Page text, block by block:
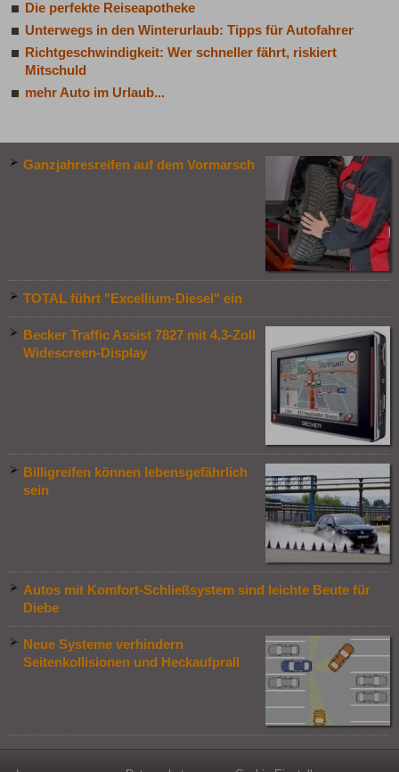
Die perfekte Reiseapotheke
Unterwegs in den Winterurlaub: Tipps für Autofahrer
Richtgeschwindigkeit: Wer schneller fährt, riskiert
Mitschuld
mehr Auto im Urlaub...
Ganzjahresreifen auf dem Vormarsch
TOTAL führt "Excellium-Diesel" ein
Becker Traffic Assist 7827 mit 4,3-Zoll
Widescreen-Display
Billigreifen können lebensgefährlich
sein
Autos mit Komfort-Schließsystem sind leichte Beute für
Diebe
Neue Systeme verhindern
Seitenkollisionen und Heckaufprall